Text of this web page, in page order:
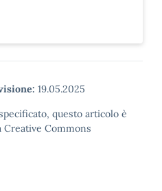
19.05.2025
questo articolo è
Commons